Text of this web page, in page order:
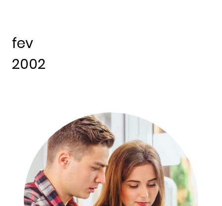
fev
2002